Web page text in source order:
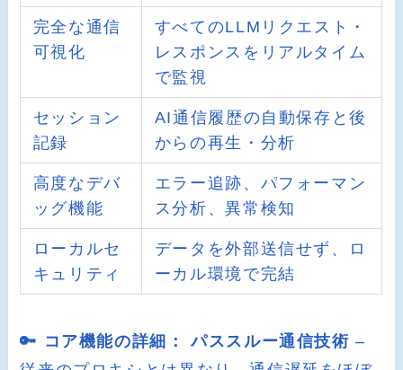
完全な通信
可視化
すべてのLLMリクエスト・
レスポンスをリアルタイム
で監視
セッション
記録
AI通信履歴の自動保存と後
からの再生・分析
高度なデバ
ッグ機能
エラー追跡、パフォーマン
ス分析、異常検知
ローカルセ
キュリティ
データを外部送信せず、ロ
ーカル環境で完結
🔑 コア機能の詳細： パススルー通信技術 –